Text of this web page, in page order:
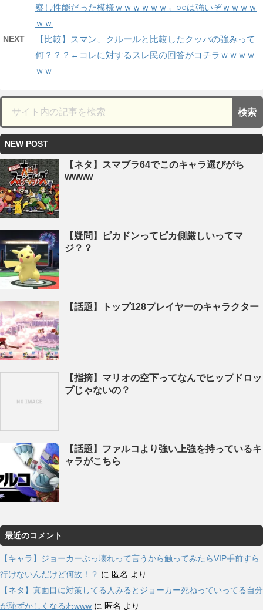
察し性能だった模様ｗｗｗｗｗｗ←○○は強いぞｗｗｗｗ
ｗｗ
NEXT
【比較】スマン、クルールと比較したクッパの強みって
何？？？←コレに対するスレ民の回答がコチラｗｗｗｗ
ｗｗ
NEW POST
【ネタ】スマブラ64でこのキャラ選びがち
wwww
【疑問】ピカドンってピカ側厳しいってマ
ジ？？
【話題】トップ128プレイヤーのキャラクター
【指摘】マリオの空下ってなんでヒップドロッ
プじゃないの？
【話題】ファルコより強い上強を持っているキ
ャラがこちら
最近のコメント
【キャラ】ジョーカーぶっ壊れって言うから触ってみたらVIP手前すら
行けないんだけど何故！？ に 匿名 より
【ネタ】真面目に対策してる人みるとジョーカー死ねっていってる自分
が恥ずかしくなるわwww に 匿名 より